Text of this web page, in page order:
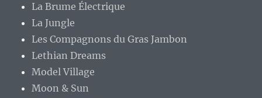
La Brume Électrique
La Jungle
Les Compagnons du Gras Jambon
Lethian Dreams
Model Village
Moon & Sun